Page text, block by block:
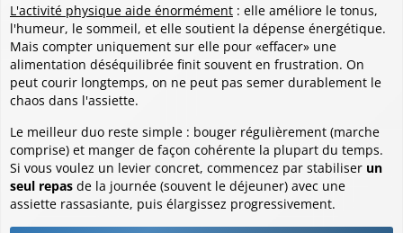
L'activité physique aide énormément : elle améliore le tonus,
l'humeur, le sommeil, et elle soutient la dépense énergétique.
Mais compter uniquement sur elle pour «effacer» une
alimentation déséquilibrée finit souvent en frustration. On
peut courir longtemps, on ne peut pas semer durablement le
chaos dans l'assiette.
Le meilleur duo reste simple : bouger régulièrement (marche
comprise) et manger de façon cohérente la plupart du temps.
Si vous voulez un levier concret, commencez par stabiliser un
seul repas de la journée (souvent le déjeuner) avec une
assiette rassasiante, puis élargissez progressivement.